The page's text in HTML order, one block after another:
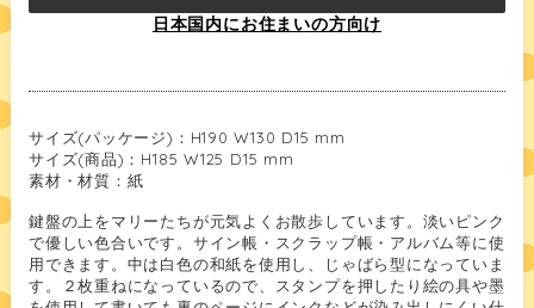
日本国内にお住まいの方向け
サイズ(パッケージ)：H190 W130 D15 mm
サイズ(商品)：H185 W125 D15 mm
素材・材質：紙
鍵盤の上をマリーたちが元気よくお散歩しています。淡いピンク
で優しい色合いです。サイン帳・スクラップ帳・アルバム等に使
用できます。中は白色の和紙を使用し、じゃばら型になっていま
す。２枚重ねになっているので、スタンプを押したり絵の具や墨